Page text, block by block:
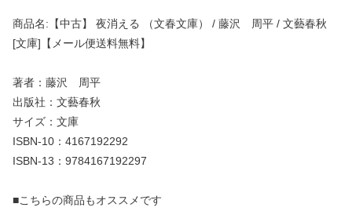
商品名:【中古】 夜消える （文春文庫） / 藤沢 周平 / 文藝春秋
[文庫]【メール便送料無料】
著者：藤沢 周平
出版社：文藝春秋
サイズ：文庫
ISBN-10：4167192292
ISBN-13：9784167192297
■こちらの商品もオススメです